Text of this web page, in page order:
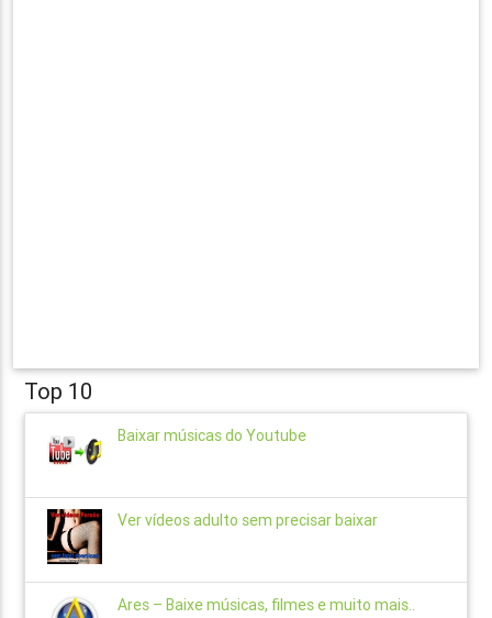
Top 10
Baixar músicas do Youtube
Ver vídeos adulto sem precisar baixar
Ares – Baixe músicas, filmes e muito mais..